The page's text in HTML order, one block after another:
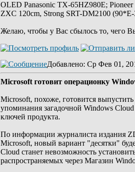
OLED Panasonic TX-65HZ980E;
ZXC 120cm, Strong SRT-DM2100
Желаю, чтобы у Вас сбылось то, чего
Добавлено: Ср Фев 01,
Microsoft готовит операционку
Microsoft, похоже, готовится
упоминания загадочной Windows
ключей продукта.
По информации журналиста издания
Microsoft, новый вариант "десятки"
Cloud станет невозможность
распространяемых через Магазин